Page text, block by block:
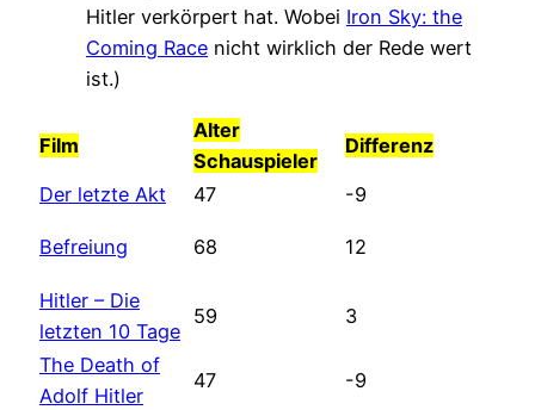
Hitler verkörpert hat. Wobei Iron Sky: the
Coming Race nicht wirklich der Rede wert
ist.)
Film
Alter
Schauspieler
Differenz
Der letzte Akt 47 -9
Befreiung 68 12
Hitler – Die
letzten 10 Tage
59 3
The Death of
Adolf Hitler
47 -9